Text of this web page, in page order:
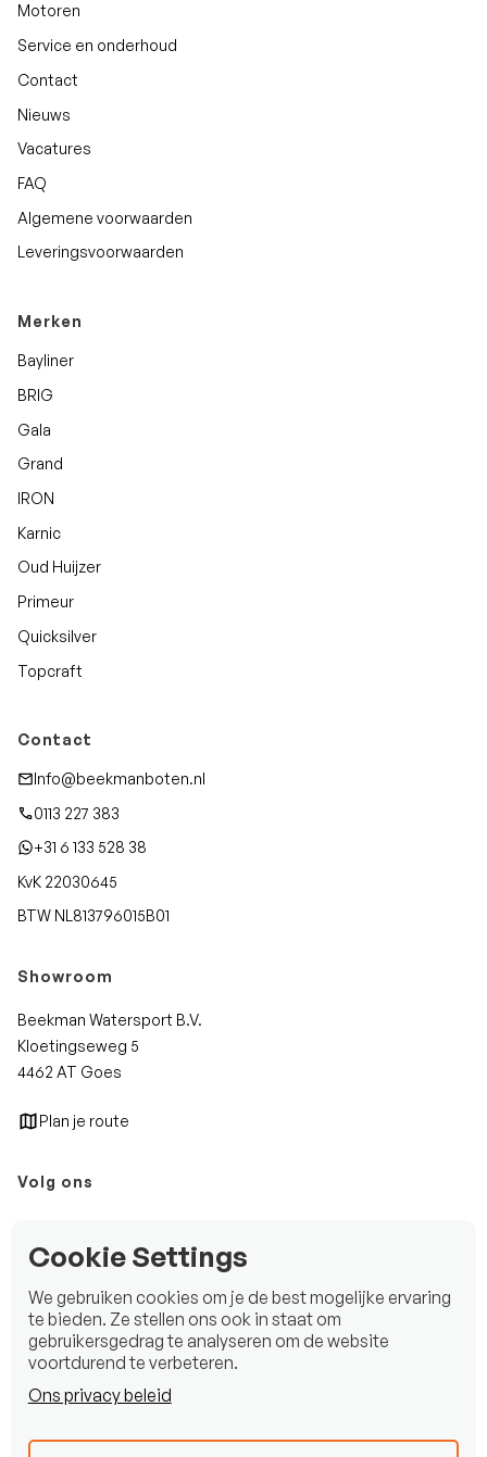
Motoren
Service en onderhoud
Contact
Nieuws
Vacatures
FAQ
Algemene voorwaarden
Leveringsvoorwaarden
Merken
Bayliner
BRIG
Gala
Grand
IRON
Karnic
Oud Huijzer
Primeur
Quicksilver
Topcraft
Contact
Info@beekmanboten.nl
0113 227 383
+31 6 133 528 38
KvK 22030645
BTW NL813796015B01
Showroom
Beekman Watersport B.V.
Kloetingseweg 5
4462 AT Goes
Plan je route
Volg ons
LinkedIn
Cookie Settings
We gebruiken cookies om je de best mogelijke ervaring
te bieden. Ze stellen ons ook in staat om
gebruikersgedrag te analyseren om de website
voortdurend te verbeteren.
Ons privacy beleid